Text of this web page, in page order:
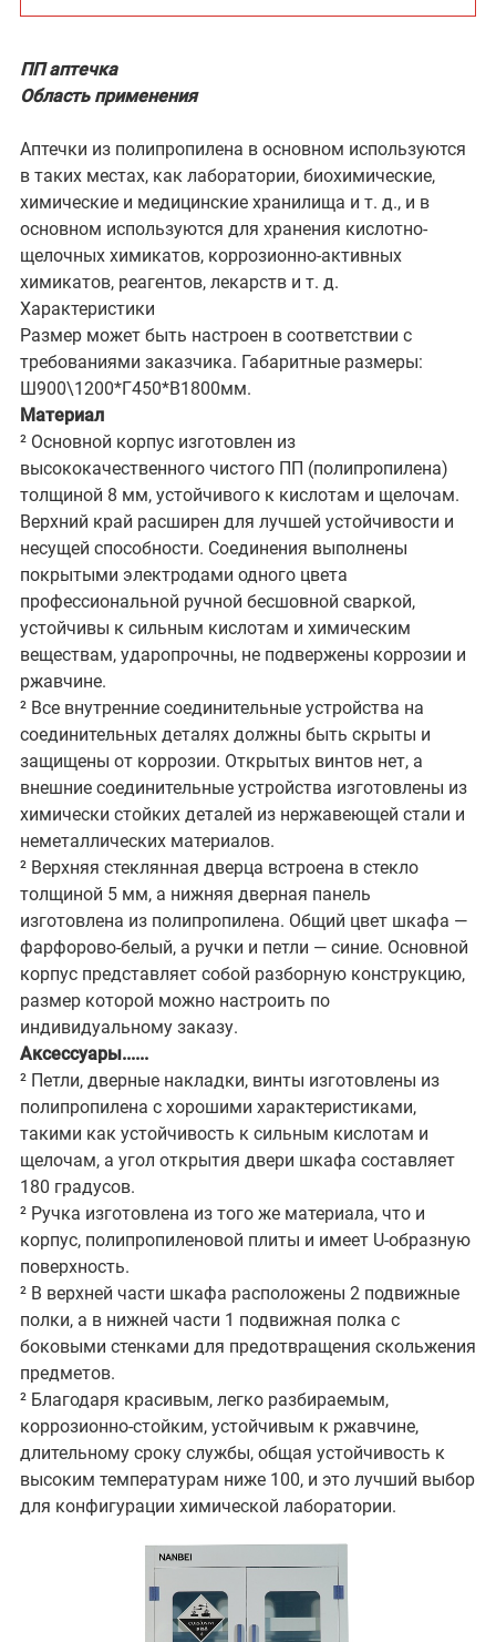
ПП аптечка
Область применения
Аптечки из полипропилена в основном используются
в таких местах, как лаборатории, биохимические,
химические и медицинские хранилища и т. д., и в
основном используются для хранения кислотно-
щелочных химикатов, коррозионно-активных
химикатов, реагентов, лекарств и т. д.
Характеристики
Размер может быть настроен в соответствии с
требованиями заказчика. Габаритные размеры:
Ш900\1200*Г450*В1800мм.
Материал
² Основной корпус изготовлен из
высококачественного чистого ПП (полипропилена)
толщиной 8 мм, устойчивого к кислотам и щелочам.
Верхний край расширен для лучшей устойчивости и
несущей способности. Соединения выполнены
покрытыми электродами одного цвета
профессиональной ручной бесшовной сваркой,
устойчивы к сильным кислотам и химическим
веществам, ударопрочны, не подвержены коррозии и
ржавчине.
² Все внутренние соединительные устройства на
соединительных деталях должны быть скрыты и
защищены от коррозии. Открытых винтов нет, а
внешние соединительные устройства изготовлены из
химически стойких деталей из нержавеющей стали и
неметаллических материалов.
² Верхняя стеклянная дверца встроена в стекло
толщиной 5 мм, а нижняя дверная панель
изготовлена из полипропилена. Общий цвет шкафа —
фарфорово-белый, а ручки и петли — синие. Основной
корпус представляет собой разборную конструкцию,
размер которой можно настроить по
индивидуальному заказу.
Аксессуары......
² Петли, дверные накладки, винты изготовлены из
полипропилена с хорошими характеристиками,
такими как устойчивость к сильным кислотам и
щелочам, а угол открытия двери шкафа составляет
180 градусов.
² Ручка изготовлена из того же материала, что и
корпус, полипропиленовой плиты и имеет U-образную
поверхность.
² В верхней части шкафа расположены 2 подвижные
полки, а в нижней части 1 подвижная полка с
боковыми стенками для предотвращения скольжения
предметов.
² Благодаря красивым, легко разбираемым,
коррозионно-стойким, устойчивым к ржавчине,
длительному сроку службы, общая устойчивость к
высоким температурам ниже 100, и это лучший выбор
для конфигурации химической лаборатории.